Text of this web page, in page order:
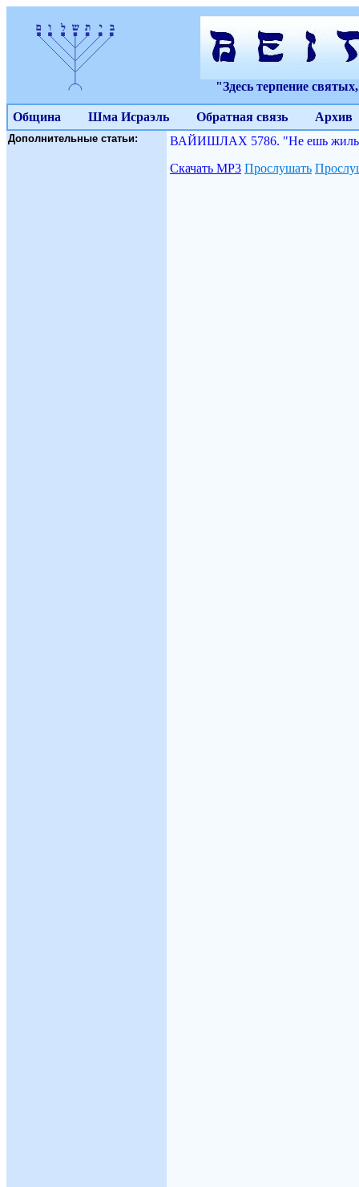
"Здесь терпение
Община Шма Исраэль Обратная связь Архив
Дополнительные статьи:
ВАЙИШЛАХ 5786. "Не ешь жилы,
Скачать МР3 Прослушать